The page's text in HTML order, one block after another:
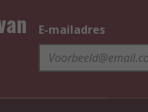
E-mailadres